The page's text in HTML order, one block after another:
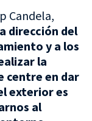
Candela,
dirección del
y a los
la
centre en dar
exterior es
al